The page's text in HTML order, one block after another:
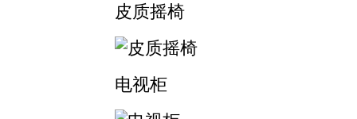
皮质摇椅
电视柜